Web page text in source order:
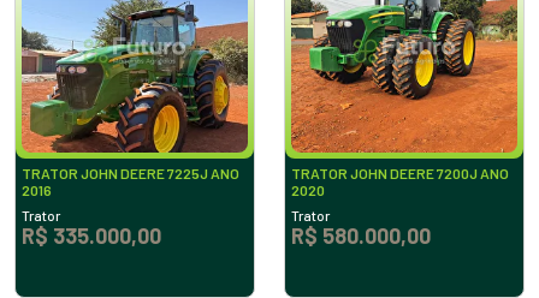
TRATOR JOHN DEERE 7225J ANO
2016
Trator
R$ 335.000,00
TRATOR JOHN DEERE 7200J ANO
2020
Trator
R$ 580.000,00